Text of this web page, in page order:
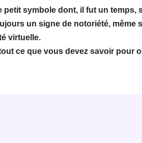
petit symbole dont, il fut un temps,
un signe de notoriété, même
virtuelle.
ce que vous devez savoir pour